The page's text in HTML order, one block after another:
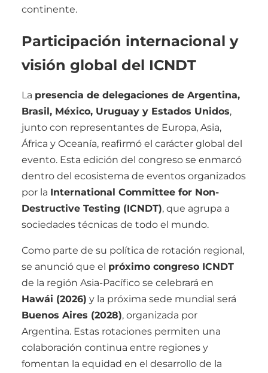
continente.
Participación internacional y
visión global del ICNDT
La presencia de delegaciones de Argentina,
Brasil, México, Uruguay y Estados Unidos,
junto con representantes de Europa, Asia,
África y Oceanía, reafirmó el carácter global del
evento. Esta edición del congreso se enmarcó
dentro del ecosistema de eventos organizados
por la International Committee for Non-
Destructive Testing (ICNDT), que agrupa a
sociedades técnicas de todo el mundo.
Como parte de su política de rotación regional,
se anunció que el próximo congreso ICNDT
de la región Asia-Pacífico se celebrará en
Hawái (2026) y la próxima sede mundial será
Buenos Aires (2028), organizada por
Argentina. Estas rotaciones permiten una
colaboración continua entre regiones y
fomentan la equidad en el desarrollo de la